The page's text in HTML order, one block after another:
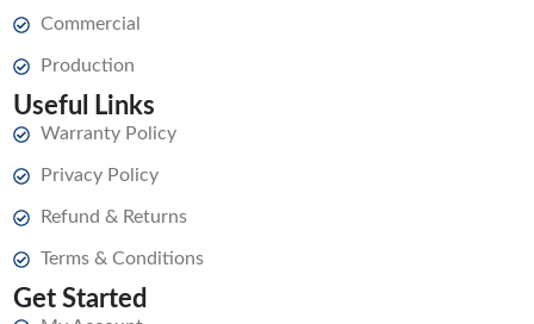
Commercial
Production
Useful Links
Warranty Policy
Privacy Policy
Refund & Returns
Terms & Conditions
Get Started